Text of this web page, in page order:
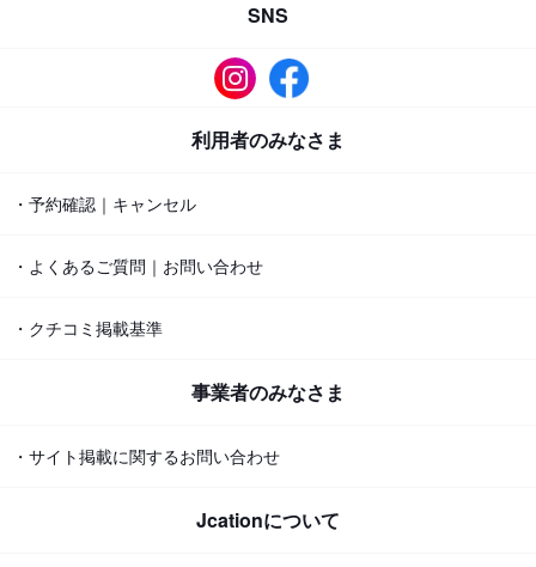
SNS
利用者のみなさま
・予約確認｜キャンセル
・よくあるご質問｜お問い合わせ
・クチコミ掲載基準
事業者のみなさま
・サイト掲載に関するお問い合わせ
Jcationについて